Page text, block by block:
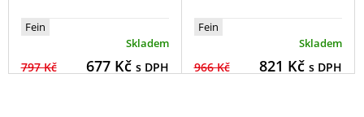
Fein
Skladem
797 Kč 677Kč s DPH
Fein
Skladem
966 Kč 821 Kč s DPH